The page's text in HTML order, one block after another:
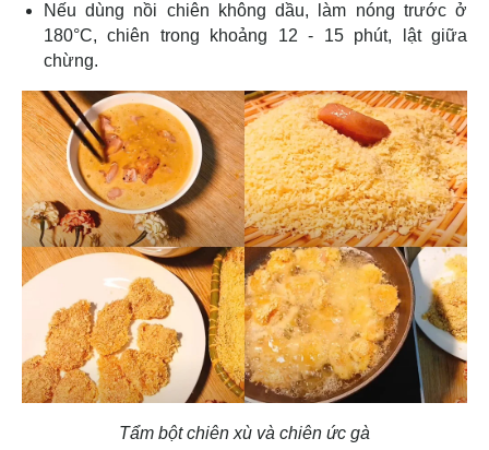
Nếu dùng nồi chiên không dầu, làm nóng trước ở
180°C, chiên trong khoảng 12 - 15 phút, lật giữa
chừng.
Tẩm bột chiên xù và chiên ức gà